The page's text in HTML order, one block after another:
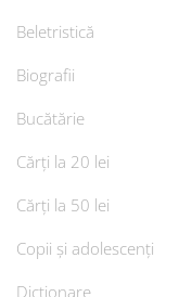
Beletristică
Biografii
Bucătărie
Cărți la 20 lei
Cărți la 50 lei
Copii și adolescenți
Dicționare